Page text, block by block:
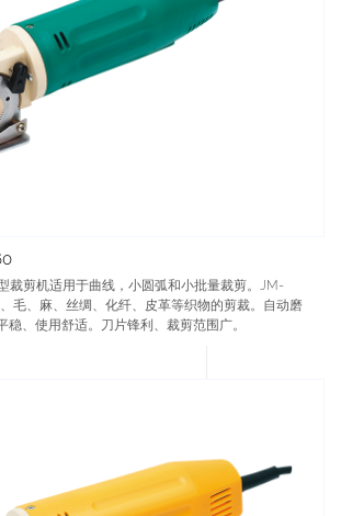
裁剪机适用于曲线，小圆弧和小批量裁剪。JM-
毛、麻、丝绸、化纤、皮革等织物的剪裁。自动磨
稳、使用舒适。刀片锋利、裁剪范围广。